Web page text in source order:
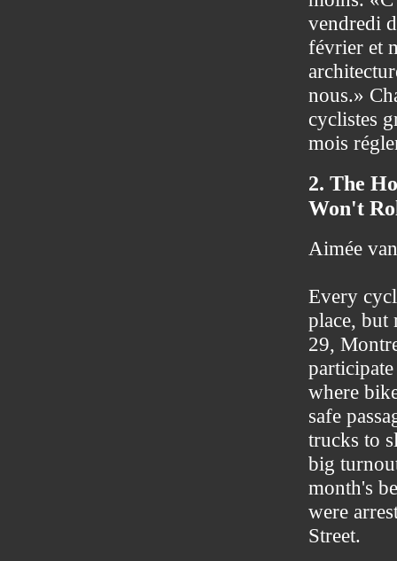
vendredi
février et
nous.»
cyclistes
mois
2. The
Won't
Aimée
Every
place, but
29,
where
safe
trucks to
big
month's
were
Street.